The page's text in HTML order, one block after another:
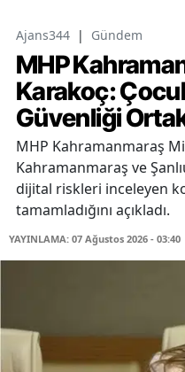
Ajans344 | Gündem
MHP
Karakoç:
Güvenliği
MHP Kahramanmaraş
Kahramanmaraş ve
dijital riskleri inceleyen
tamamladığını açıkladı.
YAYINLAMA: 07 Ağustos 2026 - 03:40